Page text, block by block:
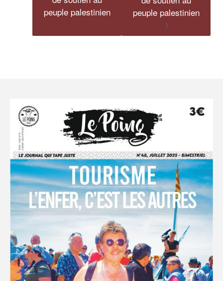
peuple palestinien
peuple palestinien